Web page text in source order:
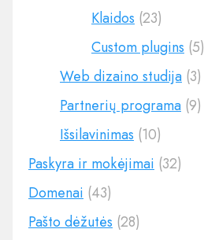
Klaidos (23)
Custom plugins (5)
Web dizaino studija (3)
Partnerių programa (9)
Išsilavinimas (10)
Paskyra ir mokėjimai (32)
Domenai (43)
Pašto dėžutės (28)